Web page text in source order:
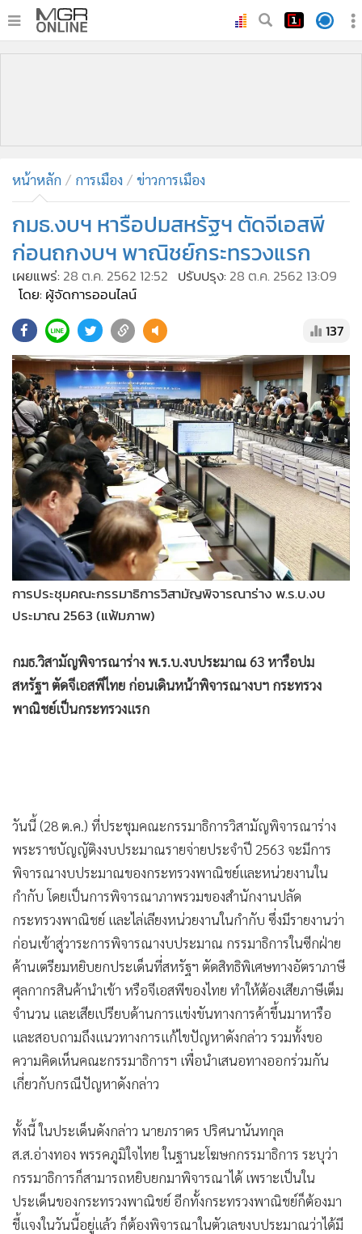
• บันเทิง
• คอลัมนิสต์
• ละคร
CbizReview
• ผู้จัดกวน
• Good health & Well-being
• Green Innovation & SD
• Management & HR
• MGR Live
• Infographic
•
การเมือง
• ท่องเที่ยว
• กีฬา
ต่างประเทศ
• Special Scoop
• เศรษฐกิจ-ธุรกิจ
• ชุมชน-คุณภาพชีวิต
• อาชญากรรม
• Motoring
หุ้น
อินโดจีน
•
กองทุนรวม
•
Celeb Online
• Factcheck
• ญี่ปุ่น
• News1
• Gotomanager
หน้าหลัก การเมือง ข่าวการเมือง
กมธ.งบฯ หารือปมสหรัฐฯ ตัดจีเอสพี
ก่อนถกงบฯ พาณิชย์กระทรวงแรก
เผยแพร่: 28 ต.ค. 2562 12:52 ปรับปรุง: 28 ต.ค. 2562 13:09
โดย: ผู้จัดการออนไลน์
137
การประชุมคณะกรรมาธิการวิสามัญพิจารณาร่าง พ.ร.บ.งบ
ประมาณ 2563 (แฟ้มภาพ)
กมธ.วิสามัญพิจารณาร่าง พ.ร.บ.งบประมาณ 63 หารือปม
สหรัฐฯ ตัดจีเอสพีไทย ก่อนเดินหน้าพิจารณางบฯ กระทรวง
พาณิชย์เป็นกระทรวงแรก
วันนี้ (28 ต.ค.) ที่ประชุมคณะกรรมาธิการวิสามัญพิจารณาร่าง
พระราชบัญญัติงงบประมาณรายจ่ายประจำปี 2563 จะมีการ
พิจารณางบประมาณของกระทรวงพาณิชย์และหน่วยงานใน
กำกับ โดยเป็นการพิจารณาภาพรวมของสำนักงานปลัด
กระทรวงพาณิชย์ และไล่เลียงหน่วยงานในกำกับ ซึ่งมีรายงานว่า
ก่อนเข้าสู่วาระการพิจารณางบประมาณ กรรมาธิการในซีกฝ่าย
ค้านเตรียมหยิบยกประเด็นที่สหรัฐฯ ตัดสิทธิพิเศษทางอัตราภาษี
ศุลกากรสินค้านำเข้า หรือจีเอสพีของไทย ทำให้ต้องเสียภาษีเต็ม
จำนวน และเสียเปรียบด้านการแข่งขันทางการค้าขึ้นมาหารือ
และสอบถามถึงแนวทางการแก้ไขปัญหาดังกล่าว รวมทั้งขอ
ความคิดเห็นคณะกรรมาธิการฯ เพื่อนำเสนอทางออกร่วมกัน
เกี่ยวกับกรณีปัญหาดังกล่าว
ทั้งนี้ ในประเด็นดังกล่าว นายภราดร ปริศนานันทกุล
ส.ส.อ่างทอง พรรคภูมิใจไทย ในฐานะโฆษกกรรมาธิการ ระบุว่า
กรรมาธิการก็สามารถหยิบยกมาพิจารณาได้ เพราะเป็นใน
ประเด็นของกระทรวงพาณิชย์ อีกทั้งกระทรวงพาณิชย์ก็ต้องมา
ชี้แจงในวันนี้อยู่แล้ว ก็ต้องพิจารณาในตัวเลขงบประมาณว่าได้มี